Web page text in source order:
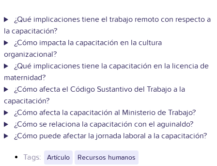
¿Qué implicaciones tiene el trabajo remoto con respecto a
la capacitación?
¿Cómo impacta la capacitación en la cultura
organizacional?
¿Qué implicaciones tiene la capacitación en la licencia de
maternidad?
¿Cómo afecta el Código Sustantivo del Trabajo a la
capacitación?
¿Cómo afecta la capacitación al Ministerio de Trabajo?
¿Cómo se relaciona la capacitación con el aguinaldo?
¿Cómo puede afectar la jornada laboral a la capacitación?
Tags: Artículo Recursos humanos